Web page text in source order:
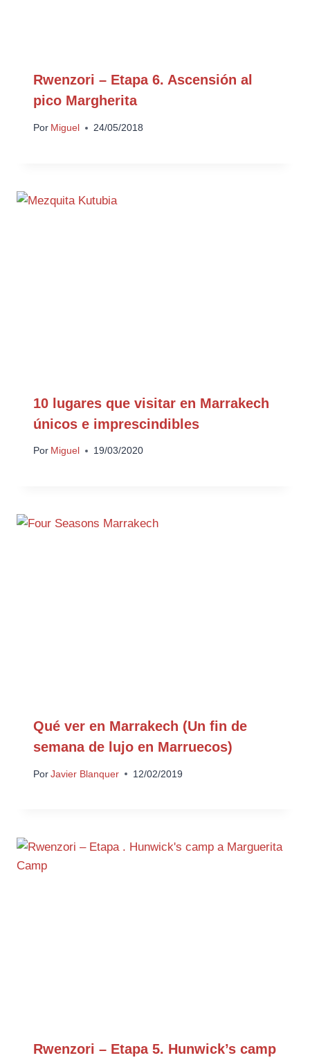
Rwenzori – Etapa 6. Ascensión al
pico Margherita
Por Miguel 24/05/2018
10 lugares que visitar en Marrakech
únicos e imprescindibles
Por Miguel 19/03/2020
Qué ver en Marrakech (Un fin de
semana de lujo en Marruecos)
Por Javier Blanquer 12/02/2019
Rwenzori – Etapa 5. Hunwick’s camp